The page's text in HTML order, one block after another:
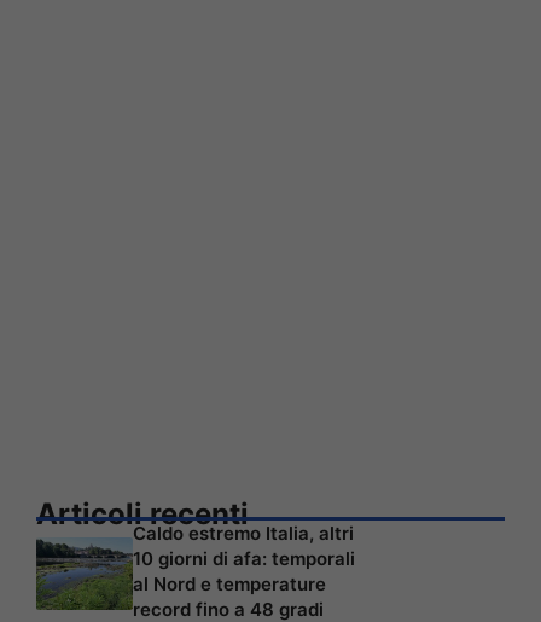
Articoli recenti
Caldo estremo Italia, altri
10 giorni di afa: temporali
al Nord e temperature
record fino a 48 gradi